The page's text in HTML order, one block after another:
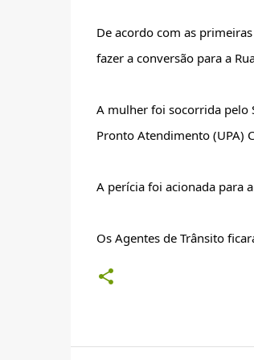
De acordo com as
fazer a conversão para a
A mulher foi socorrida pelo
Pronto Atendimento (UPA)
A perícia foi acionada para
Os Agentes de Trânsito